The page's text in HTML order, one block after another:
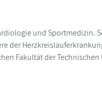
und Sportmedizin.
der
Fakultät der